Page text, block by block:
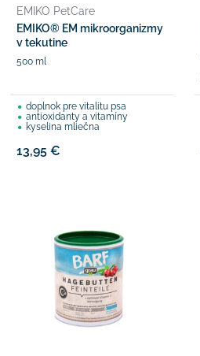
EMIKO PetCare
EMIKO® EM mikroorganizmy
v tekutine
500 ml
doplnok pre vitalitu psa
antioxidanty a vitamíny
kyselina mliečna
13,95 €